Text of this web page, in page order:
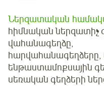
Ներզատական
հիմնական ներզատիչ
վահանագեղձը,
հարվահանագեղձերը,
ենթաստամոքսային
սեռական գեղձերի